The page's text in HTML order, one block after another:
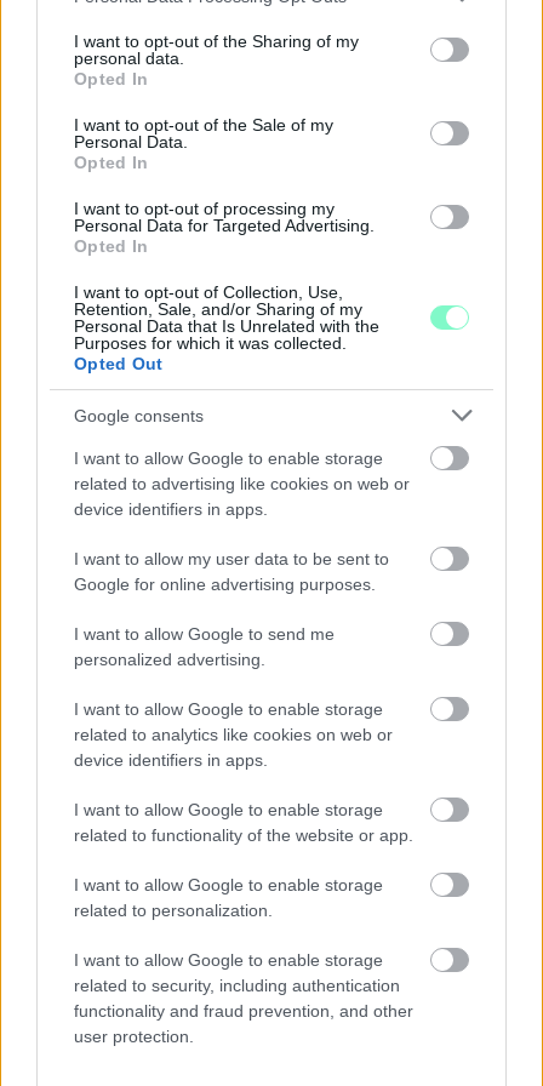
not limited to your visit or usage behaviour. You may click to
grant or deny consent to Google and its third-party tags to
use your data for below specified purposes in below Google
consent section.
I want to opt-out of the Sharing of my
personal data.
Opted In
I want to opt-out of the Sale of my
Personal Data.
Opted In
I want to opt-out of processing my
Personal Data for Targeted Advertising.
Opted In
I want to opt-out of Collection, Use,
Retention, Sale, and/or Sharing of my
Personal Data that Is Unrelated with the
Purposes for which it was collected.
Opted Out
Google consents
I want to allow Google to enable storage
related to advertising like cookies on web or
device identifiers in apps.
I want to allow my user data to be sent to
Google for online advertising purposes.
I want to allow Google to send me
personalized advertising.
I want to allow Google to enable storage
related to analytics like cookies on web or
device identifiers in apps.
I want to allow Google to enable storage
related to functionality of the website or app.
I want to allow Google to enable storage
related to personalization.
I want to allow Google to enable storage
related to security, including authentication
functionality and fraud prevention, and other
user protection.
Középpontban a hagyományőrzés, de lesz Pogány Induló és
Majka koncert, jóga szeánsz, “borhajózás” és egy csomó minden
Szólj hozzá!
ENERGIATAKARÉKOSSÁG: KORÁBBAN KEZDŐDIK
A GYŐRI AUDI ETO KC PÉNTEKI FELKÉSZÜLÉSI
MÉRKŐZÉSE
Az energiaellátás tehermentesítése érdekében másfél órával
előrébb hozták a Brest Bretagne Handball elleni találkozó
kezdését.